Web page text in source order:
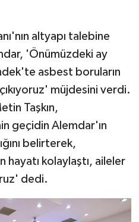
altyapı talebine
'Önümüzdeki ay
asbest boruların
müjdesini verdi.
Taşkın,
geçidin Alemdar'ın
belirterek,
hayatı kolaylaştı, aileler
dedi.